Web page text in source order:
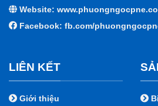
Website:
Facebook: fb.com/
LIÊN KẾT
Giới thiệu